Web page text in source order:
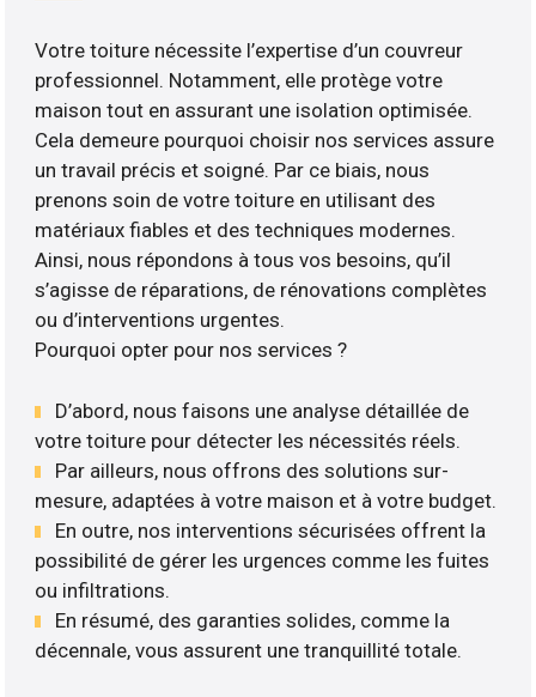
Votre toiture nécessite l’expertise d’un couvreur
professionnel. Notamment, elle protège votre
maison tout en assurant une isolation optimisée.
Cela demeure pourquoi choisir nos services assure
un travail précis et soigné. Par ce biais, nous
prenons soin de votre toiture en utilisant des
matériaux fiables et des techniques modernes.
Ainsi, nous répondons à tous vos besoins, qu’il
s’agisse de réparations, de rénovations complètes
ou d’interventions urgentes.
Pourquoi opter pour nos services ?
D’abord, nous faisons une analyse détaillée de
votre toiture pour détecter les nécessités réels.
Par ailleurs, nous offrons des solutions sur-
mesure, adaptées à votre maison et à votre budget.
En outre, nos interventions sécurisées offrent la
possibilité de gérer les urgences comme les fuites
ou infiltrations.
En résumé, des garanties solides, comme la
décennale, vous assurent une tranquillité totale.